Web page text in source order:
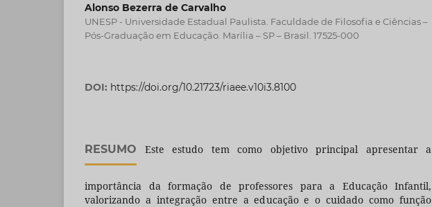
Alonso Bezerra de Carvalho
UNESP - Universidade Estadual Paulista. Faculdade de Filosofia e Ciências –
Pós-Graduação em Educação. Marília – SP – Brasil. 17525-000
DOI: https://doi.org/10.21723/riaee.v10i3.8100
RESUMO Este estudo tem como objetivo principal apresentar a
importância da formação de professores para a Educação Infantil,
valorizando a integração entre a educação e o cuidado como função